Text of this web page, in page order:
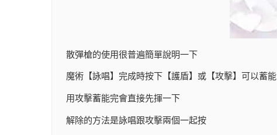
散彈槍的使用很普遍簡單說明一下
魔術【詠唱】完成時按下【護盾】或【攻擊】可以蓄能
用攻擊蓄能完會直接先揮一下
解除的方法是詠唱跟攻擊兩個一起按